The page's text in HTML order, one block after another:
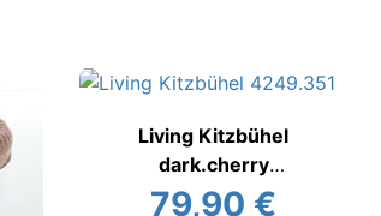
Living Kitzbühel
dark.cherry
Hausschuh
79,90 €